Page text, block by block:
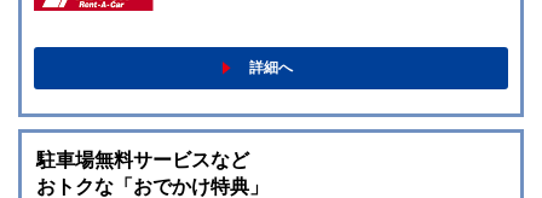
詳細へ
駐車場無料サービスなど
おトクな「おでかけ特典」